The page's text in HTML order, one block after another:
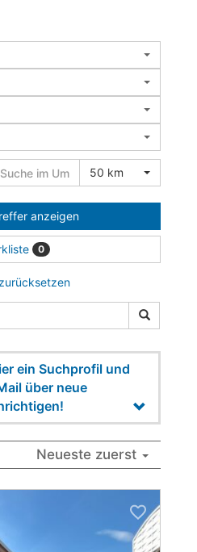
50 km
anzeigen
0
ein Suchprofil und
über neue
Neueste zuerst